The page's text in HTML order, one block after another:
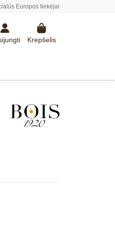
Europos tiekėjai
Krepšelis